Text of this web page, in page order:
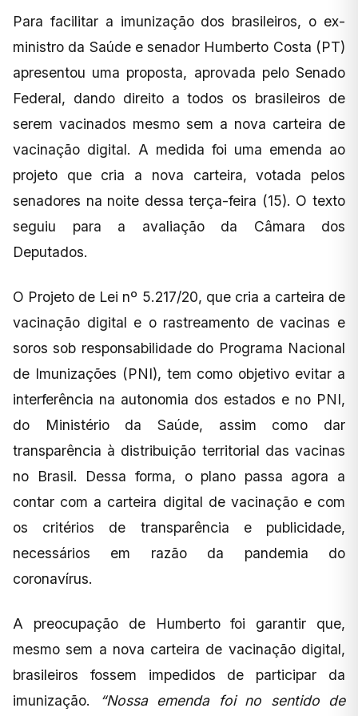
Para facilitar a imunização dos brasileiros, o ex-
ministro da Saúde e senador Humberto Costa (PT)
apresentou uma proposta, aprovada pelo Senado
Federal, dando direito a todos os brasileiros de
serem vacinados mesmo sem a nova carteira de
vacinação digital. A medida foi uma emenda ao
projeto que cria a nova carteira, votada pelos
senadores na noite dessa terça-feira (15). O texto
seguiu para a avaliação da Câmara dos
Deputados.
O Projeto de Lei nº 5.217/20, que cria a carteira de
vacinação digital e o rastreamento de vacinas e
soros sob responsabilidade do Programa Nacional
de Imunizações (PNI), tem como objetivo evitar a
interferência na autonomia dos estados e no PNI,
do Ministério da Saúde, assim como dar
transparência à distribuição territorial das vacinas
no Brasil. Dessa forma, o plano passa agora a
contar com a carteira digital de vacinação e com
os critérios de transparência e publicidade,
necessários em razão da pandemia do
coronavírus.
A preocupação de Humberto foi garantir que,
mesmo sem a nova carteira de vacinação digital,
brasileiros fossem impedidos de participar da
imunização.
“Nossa emenda foi no sentido de